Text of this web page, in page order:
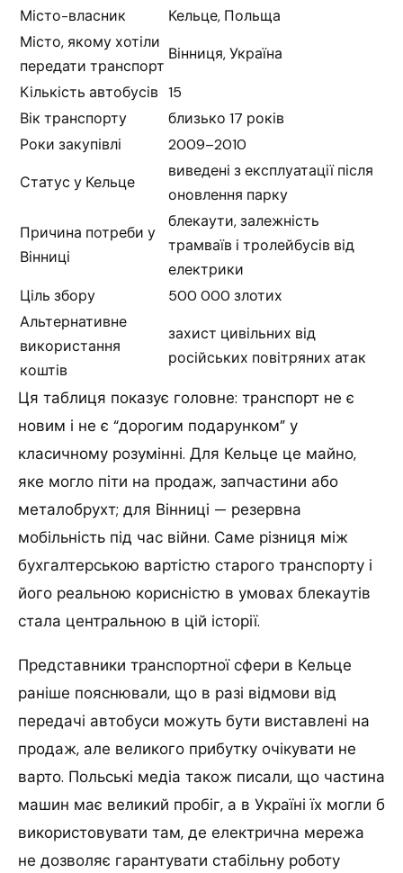
Місто-власник
Кельце, Польща
Місто, якому хотіли
передати транспорт
Вінниця, Україна
Кількість автобусів 15
Вік транспорту
близько 17 років
Роки закупівлі
2009–2010
Статус у Кельце
виведені з експлуатації після
оновлення парку
Причина потреби у
Вінниці
блекаути, залежність
трамваїв і тролейбусів від
електрики
Ціль збору
500 000 злотих
Альтернативне
використання
коштів
захист цивільних від
російських повітряних атак
Ця таблиця показує головне: транспорт не є
новим і не є “дорогим подарунком” у
класичному розумінні. Для Кельце це майно,
яке могло піти на продаж, запчастини або
металобрухт; для Вінниці — резервна
мобільність під час війни. Саме різниця між
бухгалтерською вартістю старого транспорту і
його реальною корисністю в умовах блекаутів
стала центральною в цій історії.
Представники транспортної сфери в Кельце
раніше пояснювали, що в разі відмови від
передачі автобуси можуть бути виставлені на
продаж, але великого прибутку очікувати не
варто. Польські медіа також писали, що частина
машин має великий пробіг, а в Україні їх могли б
використовувати там, де електрична мережа
не дозволяє гарантувати стабільну роботу